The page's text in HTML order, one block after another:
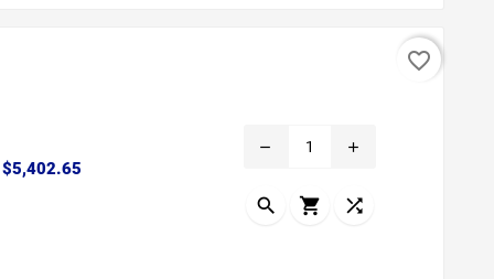
$5,402.65
remove add
  
favorite_border